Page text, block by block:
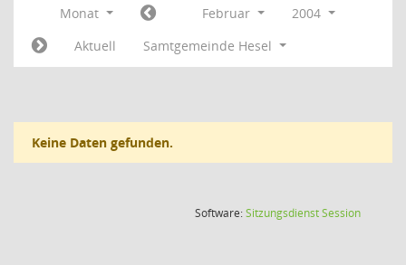
Monat Februar
2004
Aktuell
Samtgemeinde Hesel
Keine Daten gefunden.
Software:SitzungsdienstSession(Wird in